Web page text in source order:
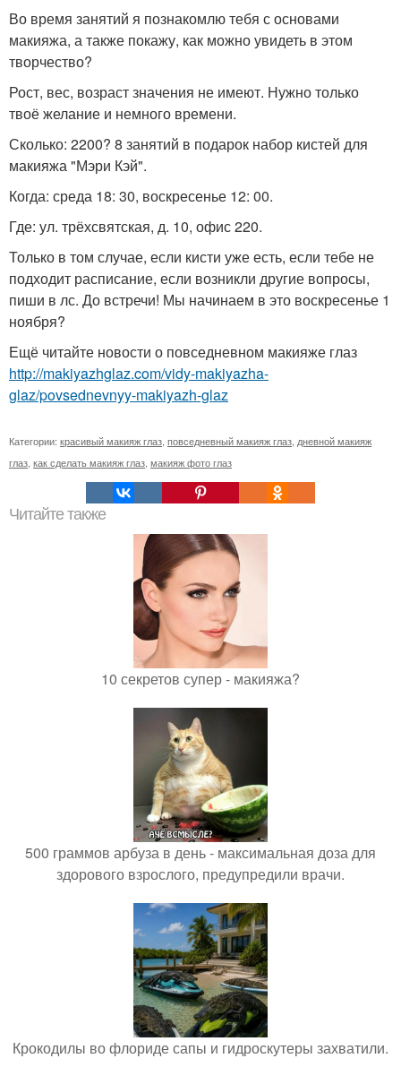
Во время занятий я познакомлю тебя с основами
макияжа, а также покажу, как можно увидеть в этом
творчество?
Рост, вес, возраст значения не имеют. Нужно только
твоё желание и немного времени.
Сколько: 2200? 8 занятий в подарок набор кистей для
макияжа "Мэри Кэй".
Когда: среда 18: 30, воскресенье 12: 00.
Где: ул. трёхсвятская, д. 10, офис 220.
Только в том случае, если кисти уже есть, если тебе не
подходит расписание, если возникли другие вопросы,
пиши в лс. До встречи! Мы начинаем в это воскресенье 1
ноября?
Ещё читайте новости о повседневном макияже глаз
http://makiyazhglaz.com/vidy-makiyazha-
glaz/povsednevnyy-makiyazh-glaz
Категории: красивый макияж глаз, повседневный макияж глаз, дневной макияж
глаз, как сделать макияж глаз, макияж фото глаз
Читайте также
10 секретов супер - макияжа?
500 граммов арбуза в день - максимальная доза для
здорового взрослого, предупредили врачи.
Крокодилы во флориде сапы и гидроскутеры захватили.